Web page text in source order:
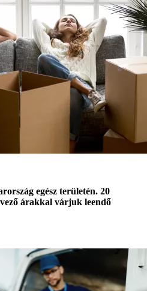
egész területén. 20
árakkal várjuk leendő